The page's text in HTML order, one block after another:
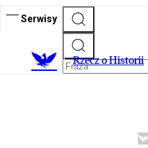
Serwisy
Rzecz o Historii